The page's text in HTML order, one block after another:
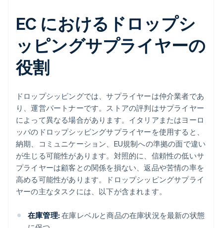
EC におけるドロップシ
ッピングサプライヤーの
役割
ドロップシッピングでは、サプライヤーは仲介業者であ
り、運営パートナーです。ストアの評判はサプライヤー
によって異なる場合があります。イタリアまたはヨーロ
ッパのドロップシッピングサプライヤーを使用すると、
納期、コミュニケーション、EU規制への準拠の面で違い
が生じる可能性があります。対照的に、信頼性の低いサ
プライヤーは顧客との関係を損ない、返品や苦情の率を
高める可能性があります。ドロップシッピングサプライ
ヤーの主なタスクには、以下が含まれます。
在庫管理: 在庫レベルと商品の在庫状況を最新の状態